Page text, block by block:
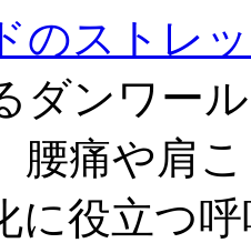
のストレ
ダンワー
腰痛や肩
に役立つ